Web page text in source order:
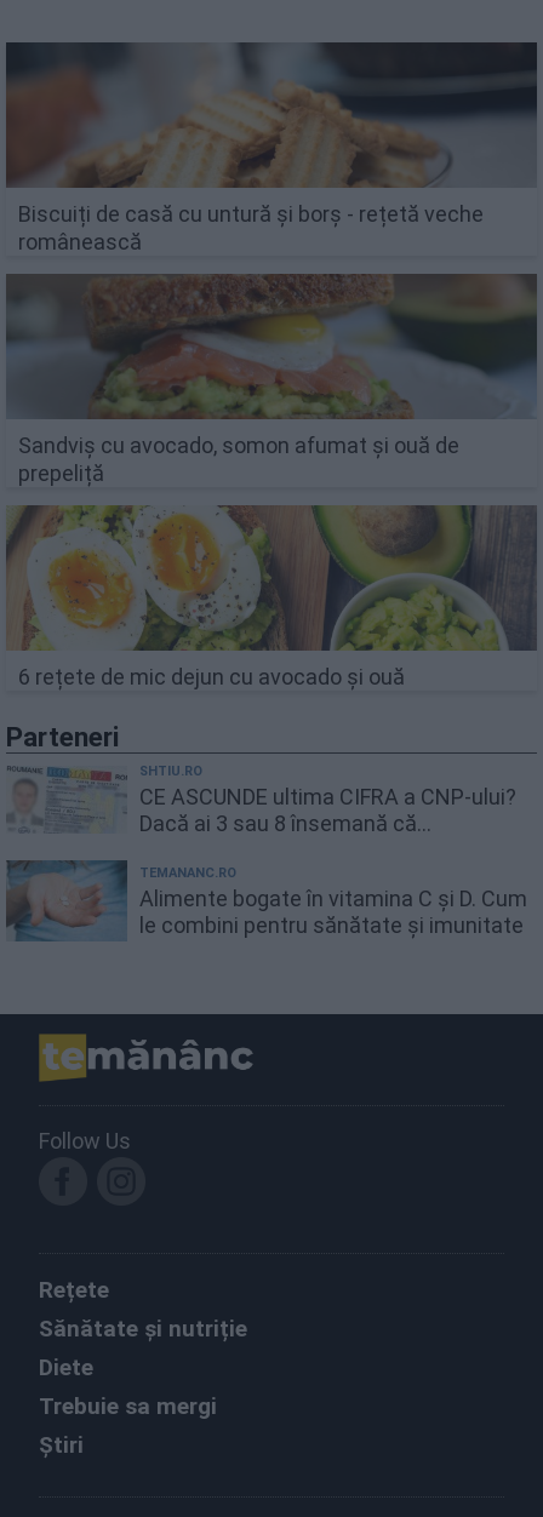
Biscuiți de casă cu untură și borș - rețetă veche
românească
Sandviș cu avocado, somon afumat și ouă de
prepeliță
6 rețete de mic dejun cu avocado și ouă
Parteneri
SHTIU.RO
CE ASCUNDE ultima CIFRA a CNP-ului?
Dacă ai 3 sau 8 însemană că...
TEMANANC.RO
Alimente bogate în vitamina C și D. Cum
le combini pentru sănătate și imunitate
Follow Us
Rețete
Sănătate și nutriție
Diete
Trebuie sa mergi
Știri